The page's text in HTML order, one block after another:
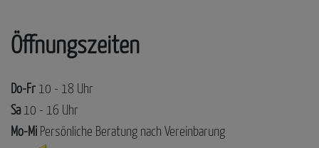
Öffnungszeiten
Do-Fr 10 - 18 Uhr
Sa 10 - 16 Uhr
Mo-Mi Persönliche Beratung nach Vereinbarung